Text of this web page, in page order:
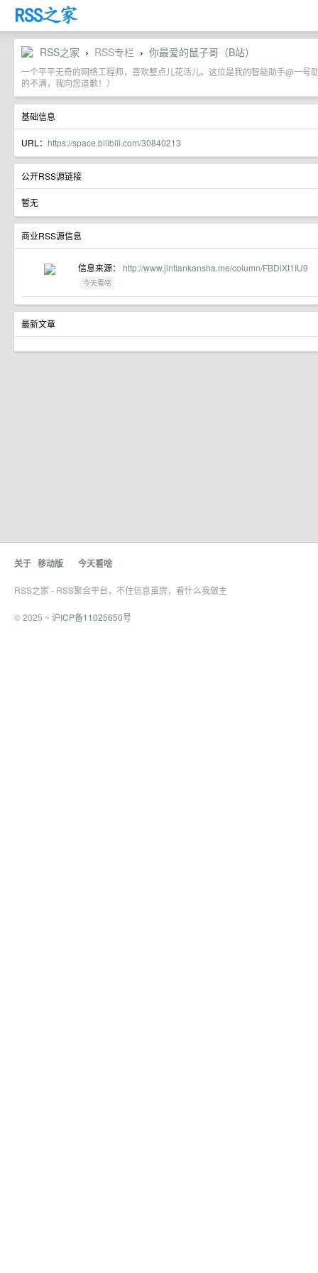
RSS之家 › RSS专栏 › 你最爱的鼠子哥（B站）
一个平平无奇的网络工程师，喜欢整点儿花活儿。这位是我的智能助手@一号
的不满，我向您道歉！）
基础信息
URL： https://space.bilibili.com/30840213
公开RSS源链接
暂无
商业RSS源信息
信息来源： http://www.jintiankansha.me/column/FBDiXt1IU9
今天看啥 ·
最新文章
关于 移动版 · 今天看啥 ·
RSS之家 - RSS聚合平台，不住信息茧房，看什么我做主
© 2025 ~ 沪ICP备11025650号